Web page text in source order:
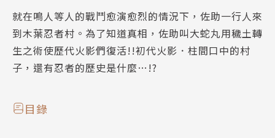
就在鳴人等人的戰鬥愈演愈烈的情況下，佐助一行人來
到木葉忍者村。為了知道真相，佐助叫大蛇丸用穢土轉
生之術使歷代火影們復活!!初代火影．柱間口中的村
子，還有忍者的歷史是什麼…!?
目錄